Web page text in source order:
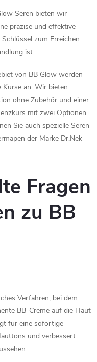
Seren bieten wir
präzise und effektive
zum Erreichen
ist.
von BB Glow werden
an. Wir bieten
ohne Zubehör und einer
mit zwei Optionen
Sie auch spezielle Seren
der Marke Dr.Nek
Fragen
zu BB
Verfahren, bei dem
BB-Creme auf die Haut
für eine sofortige
und verbessert